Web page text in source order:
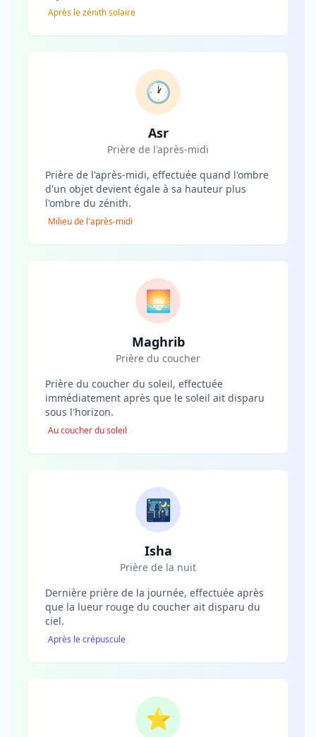
Après le zénith solaire
🕐
Asr
Prière de l'après-midi
Prière de l'après-midi, effectuée quand l'ombre
d'un objet devient égale à sa hauteur plus
l'ombre du zénith.
Milieu de l'après-midi
🌅
Maghrib
Prière du coucher
Prière du coucher du soleil, effectuée
immédiatement après que le soleil ait disparu
sous l'horizon.
Au coucher du soleil
🌃
Isha
Prière de la nuit
Dernière prière de la journée, effectuée après
que la lueur rouge du coucher ait disparu du
ciel.
Après le crépuscule
⭐